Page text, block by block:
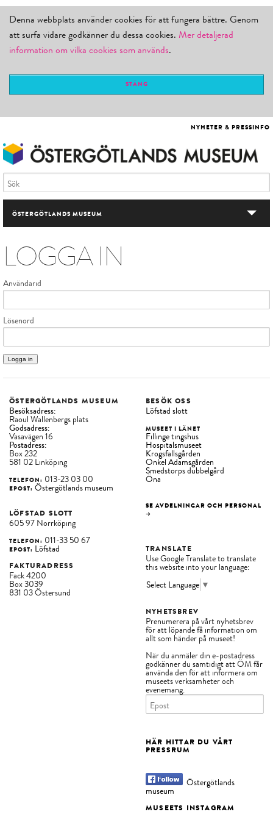
Denna webbplats använder cookies för att fungera bättre. Genom
att surfa vidare godkänner du dessa cookies. Mer detaljerad
information om vilka cookies som används.
STÄNG
NYHETER & PRESSINFO
ÖSTERGÖTLANDS MUSEUM
UTSTÄLLNINGAR & AKTIVITETER
UNGA & PEDAGOGER
VÅR VERKSAMHET
BUTIK
LOGGA IN
Användarid
Lösenord
ÖSTERGÖTLANDS MUSEUM
Besöksadress:
Raoul Wallenbergs plats
Godsadress:
Vasavägen 16
Postadress:
Box 232
581 02 Linköping
TELEFON: 013-23 03 00
EPOST: Östergötlands museum
LÖFSTAD SLOTT
605 97 Norrköping
TELEFON: 011-33 50 67
EPOST: Löfstad
FAKTURADRESS
Fack 4200
Box 3039
831 03 Östersund
BESÖK OSS
Löfstad slott
MUSEET I LÄNET
Fillinge tingshus
Hospitalsmuseet
Krogsfallsgården
Onkel Adamsgården
Smedstorps dubbelgård
Öna
SE AVDELNINGAR OCH PERSONAL
→
TRANSLATE
Use Google Translate to translate
this website into your language:
Select Language ▼
NYHETSBREV
Prenumerera på vårt nyhetsbrev
för att löpande få information om
allt som händer på museet!
När du anmäler din e-postadress
godkänner du samtidigt att ÖM får
använda den för att informera om
museets verksamheter och
evenemang.
HÄR HITTAR DU VÅRT
PRESSRUM
Östergötlands
museum
MUSEETS INSTAGRAM